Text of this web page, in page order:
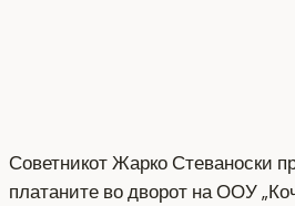
Советникот Жарко Стеваноски
платаните во дворот на ООУ